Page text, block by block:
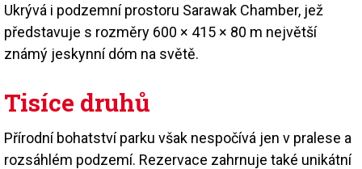
Ukrývá i podzemní prostoru Sarawak Chamber, jež
představuje s rozměry 600 × 415 × 80 m největší
známý jeskynní dóm na světě.
Tisíce druhů
Přírodní bohatství parku však nespočívá jen v pralese a
rozsáhlém podzemí. Rezervace zahrnuje také unikátní